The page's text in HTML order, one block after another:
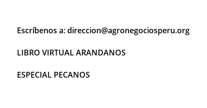
Escríbenos a: direccion@agronegociosperu.org
LIBRO VIRTUAL ARANDANOS
ESPECIAL PECANOS